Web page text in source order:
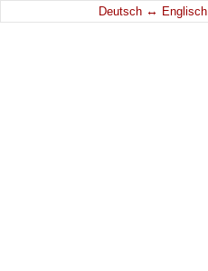
Deutsch ↔ Englisch